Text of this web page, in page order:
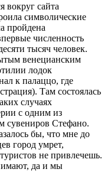
сайта
символические
пройдена
численность
тысяч человек.
венецианским
лодок
к палаццо, где
Там состоялась
случаях
с одним из
сувениров Стефано.
бы, что мне до
город умрет,
не привлечешь.
да и мы